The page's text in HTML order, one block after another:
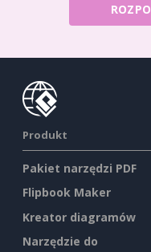
Produkt
Pakiet narzędzi PDF
Flipbook Maker
Kreator diagramów
Narzędzie do